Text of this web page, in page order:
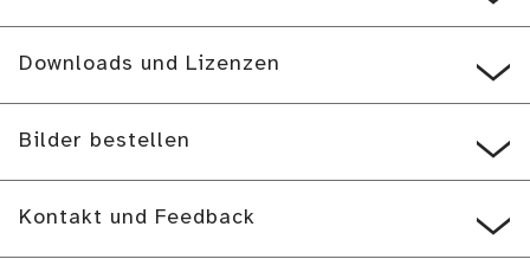
Downloads und Lizenzen
Bilder bestellen
Kontakt und Feedback